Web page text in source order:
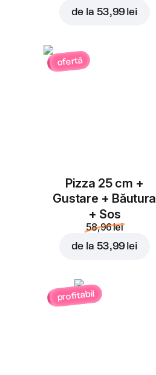
de la 53,99 lei
ofertă
Pizza 25 cm +
Gustare + Băutura
+ Sos
58,96 lei
de la 53,99 lei
profitabil